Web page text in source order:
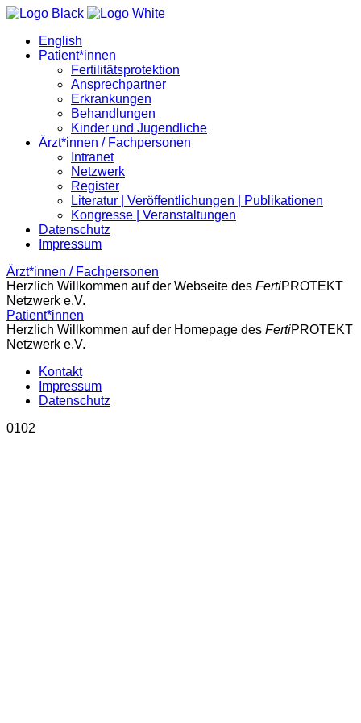
English
Patient*innen
Fertilitätsprotektion
Ansprechpartner
Erkrankungen
Behandlungen
Kinder und Jugendliche
Ärzt*innen / Fachpersonen
Intranet
Netzwerk
Register
Literatur | Veröffentlichungen | Publikationen
Kongresse | Veranstaltungen
Datenschutz
Impressum
Ärzt*innen / Fachpersonen
Herzlich Willkommen auf der Webseite des FertiPROTEKT
Netzwerk e.V.
Patient*innen
Herzlich Willkommen auf der Homepage des FertiPROTEKT
Netzwerk e.V.
Kontakt
Impressum
Datenschutz
0102